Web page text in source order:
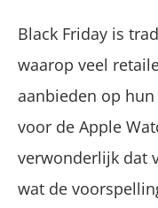
Black Friday is
waarop veel
aanbieden op
voor de Apple
verwonderlijk dat
wat de